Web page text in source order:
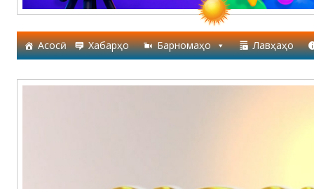
Асосӣ Хабарҳо Барномаҳо Лавҳаҳо